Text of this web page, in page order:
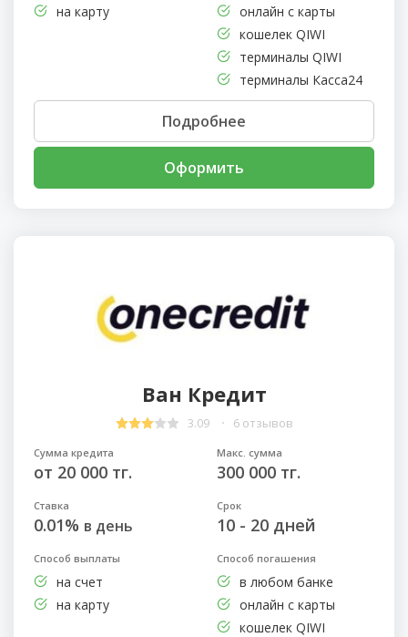
на карту
онлайн с карты
кошелек QIWI
терминалы QIWI
терминалы Касса24
Подробнее
Оформить
Ван Кредит
3.09 6 отзывов
Сумма кредита
от 20 000 тг.
Макс. сумма
300 000 тг.
Ставка
0.01% в день
Срок
10 - 20 дней
Способ выплаты
на счет
на карту
Способ погашения
в любом банке
онлайн с карты
кошелек QIWI